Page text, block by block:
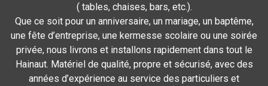
( tables, chaises, bars, etc.).
Que ce soit pour un anniversaire, un mariage, un baptême,
une fête d’entreprise, une kermesse scolaire ou une soirée
privée, nous livrons et installons rapidement dans tout le
Hainaut. Matériel de qualité, propre et sécurisé, avec des
années d’expérience au service des particuliers et